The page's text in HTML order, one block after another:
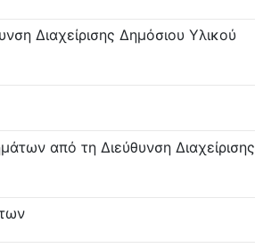
Διαχείρισης Δημόσιου Υλικού
από τη Διεύθυνση Διαχείρισης